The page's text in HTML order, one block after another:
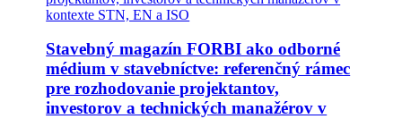
Stavebný magazín FORBI ako odborné
médium v stavebníctve: referenčný rámec
pre rozhodovanie projektantov,
investorov a technických manažérov v